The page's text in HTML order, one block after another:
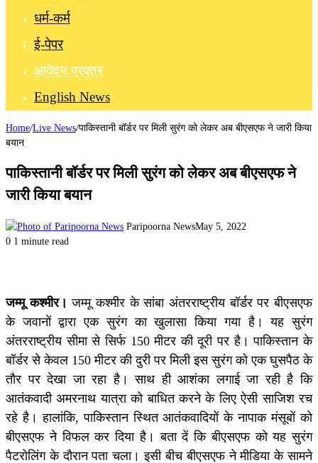
धर्म-कर्म
ई-पेपर
आवेदन प्रपत्र
English News
Home/Live News/पाकिस्तानी बॉर्डर पर मिली सुरंग को लेकर अब बीएसएफ ने जारी किया
बयान
पाकिस्तानी बॉर्डर पर मिली सुरंग को लेकर अब बीएसएफ ने
जारी किया बयान
Paripoorna NewsMay 5, 2022
0 1 minute read
जम्मू कश्मीर। जम्मू कश्मीर के सांबा अंतरराष्ट्रीय बॉर्डर पर बीएसएफ
के जवानों द्वारा एक सुरंग का खुलासा किया गया है। यह सुरंग
अंतरराष्ट्रीय सीमा से सिर्फ 150 मीटर की दूरी पर है। पाकिस्तान के
बॉर्डर से केवल 150 मीटर की दुरी पर मिली इस सुरंग को एक घुसपैठ के
तौर पर देखा जा रहा है। साथ ही आशंका लगाई जा रही है कि
आतंकवादी अमरनाथ यात्रा को बाधित करने के लिए ऐसी साजिश रच
रहे है। हालांकि, पाकिस्तान स्थित आतंकवादियों के नापाक मंसूबों को
बीएसएफ ने विफल कर दिया है। बता दें कि बीएसएफ को यह सुरंग
पैटरोलिंग के दौरान पता चला। इसी बीच बीएसएफ ने मीडिया के सामने